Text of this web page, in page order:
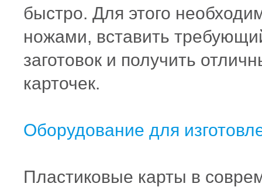
быстро. Для этого
ножами, вставить
заготовок и получить
карточек.
Оборудование для
Пластиковые карты в